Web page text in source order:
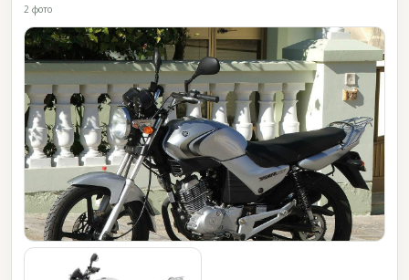
2 фото